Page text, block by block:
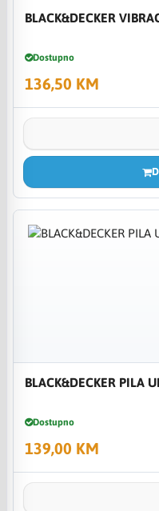
BLACK&DECKER
Dostupno
136,50 KM
BLACK&DECKER PILA
Dostupno
139,00 KM